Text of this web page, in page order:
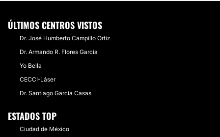
ÚLTIMOS CENTROS VISTOS
Dr. José Humberto Campillo Ortiz
Dr. Armando R. Flores García
Yo Bella
CECCI-Láser
Dr. Santiago García Casas
ESTADOS TOP
Ciudad de México